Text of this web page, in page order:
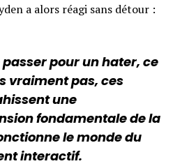
a alors réagi sans détour :
pour un hater, ce
vraiment pas, ces
une
fondamentale de la
le monde du
interactif.